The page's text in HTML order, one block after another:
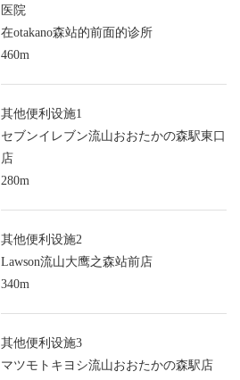
医院
在otakano森站的前面的诊所
460m
其他便利设施1
セブンイレブン流山おおたかの森駅東口
店
280m
其他便利设施2
Lawson流山大鹰之森站前店
340m
其他便利设施3
マツモトキヨシ流山おおたかの森駅店